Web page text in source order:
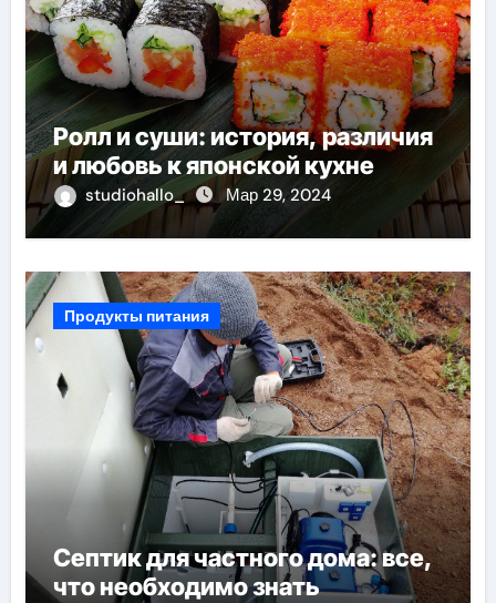
Ролл и суши: история, различия
и любовь к японской кухне
studiohallo_ Мар 29, 2024
Продукты питания
Септик для частного дома: все,
что необходимо знать